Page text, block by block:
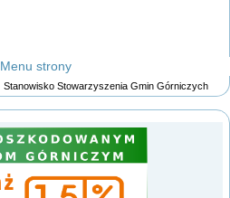
Menu strony
Stanowisko Stowarzyszenia Gmin Górniczych